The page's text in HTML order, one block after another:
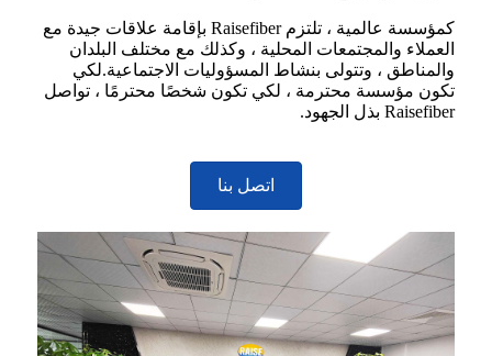
كمؤسسة عالمية ، تلتزم Raisefiber بإقامة علاقات جيدة مع
العملاء والمجتمعات المحلية ، وكذلك مع مختلف البلدان
والمناطق ، وتتولى بنشاط المسؤوليات الاجتماعية.لكي
تكون مؤسسة محترمة ، لكي تكون شخصًا محترمًا ، تواصل
Raisefiber بذل الجهود.
اتصل بنا